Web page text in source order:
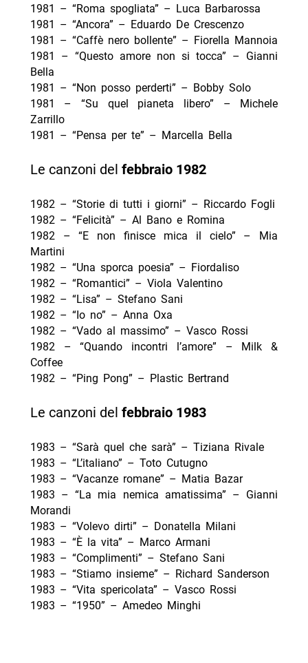
1981 – “Roma spogliata” – Luca Barbarossa
1981 – “Ancora” – Eduardo De Crescenzo
1981 – “Caffè nero bollente” – Fiorella Mannoia
1981 – “Questo amore non si tocca” – Gianni
Bella
1981 – “Non posso perderti” – Bobby Solo
1981 – “Su quel pianeta libero” – Michele
Zarrillo
1981 – “Pensa per te” – Marcella Bella
Le canzoni del febbraio 1982
1982 – “Storie di tutti i giorni” – Riccardo Fogli
1982 – “Felicità” – Al Bano e Romina
1982 – “E non finisce mica il cielo” – Mia
Martini
1982 – “Una sporca poesia” – Fiordaliso
1982 – “Romantici” – Viola Valentino
1982 – “Lisa” – Stefano Sani
1982 – “Io no” – Anna Oxa
1982 – “Vado al massimo” – Vasco Rossi
1982 – “Quando incontri l’amore” – Milk &
Coffee
1982 – “Ping Pong” – Plastic Bertrand
Le canzoni del febbraio 1983
1983 – “Sarà quel che sarà” – Tiziana Rivale
1983 – “L’italiano” – Toto Cutugno
1983 – “Vacanze romane” – Matia Bazar
1983 – “La mia nemica amatissima” – Gianni
Morandi
1983 – “Volevo dirti” – Donatella Milani
1983 – “È la vita” – Marco Armani
1983 – “Complimenti” – Stefano Sani
1983 – “Stiamo insieme” – Richard Sanderson
1983 – “Vita spericolata” – Vasco Rossi
1983 – “1950” – Amedeo Minghi